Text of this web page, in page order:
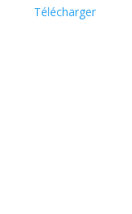
Télécharger